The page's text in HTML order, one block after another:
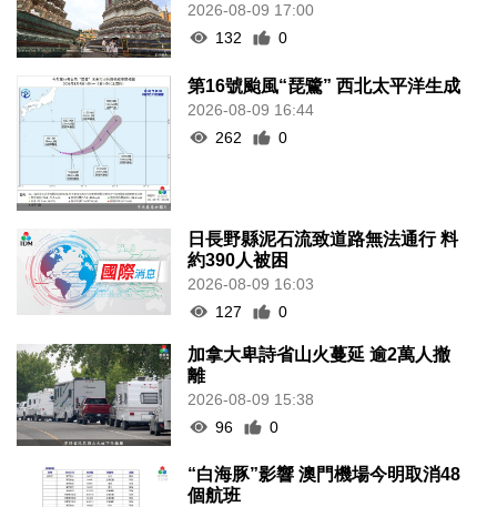
2026-08-09 17:00
132
0
第16號颱風“琵鷺” 西北太平洋生成
2026-08-09 16:44
262
0
日長野縣泥石流致道路無法通行 料
約390人被困
2026-08-09 16:03
127
0
加拿大卑詩省山火蔓延 逾2萬人撤
離
2026-08-09 15:38
96
0
“白海豚”影響 澳門機場今明取消48
個航班